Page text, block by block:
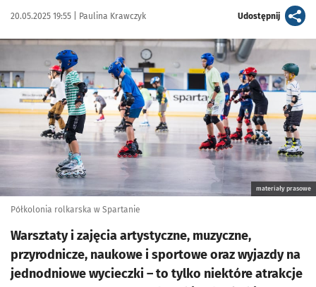
Data publikacji:
20.05.2025 19:55 | Autor:
Paulina Krawczyk Udostępnijartykuł
Kliknij, aby powiększyć
materiały prasowe
Półkolonia rolkarska w Spartanie
Warsztaty i zajęcia artystyczne, muzyczne,
przyrodnicze, naukowe i sportowe oraz wyjazdy na
jednodniowe wycieczki – to tylko niektóre atrakcje